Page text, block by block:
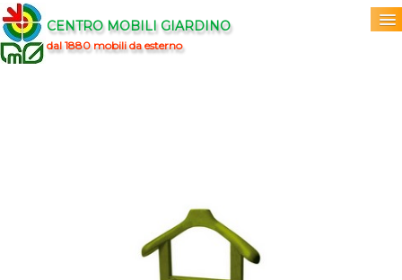
CENTRO MOBILI GIARDINO
dal 1880 mobili da esterno